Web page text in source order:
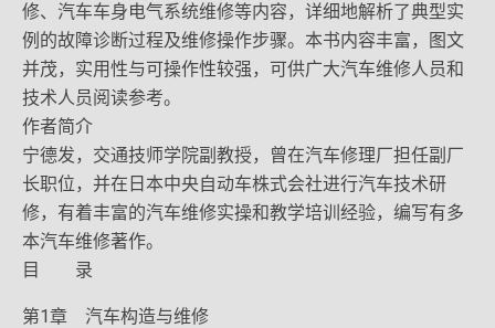
修、汽车车身电气系统维修等内容，详细地解析了典型实
例的故障诊断过程及维修操作步骤。本书内容丰富，图文
并茂，实用性与可操作性较强，可供广大汽车维修人员和
技术人员阅读参考。
作者简介
宁德发，交通技师学院副教授，曾在汽车修理厂担任副厂
长职位，并在日本中央自动车株式会社进行汽车技术研
修，有着丰富的汽车维修实操和教学培训经验，编写有多
本汽车维修著作。
目 录
第1章 汽车构造与维修